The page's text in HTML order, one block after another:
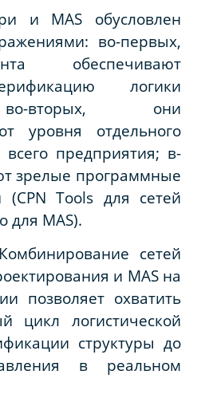
и MAS обусловлен
во-первых,
обеспечивают
логики
вторых, они
уровня отдельного
предприятия; в-
зрелые программные
(CPN Tools для сетей
для MAS).
сетей
и MAS на
позволяет охватить
цикл логистической
структуры до
в реальном